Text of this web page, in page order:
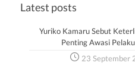
Latest posts
Yuriko Kamaru Sebut
Penting Awasi
23 September